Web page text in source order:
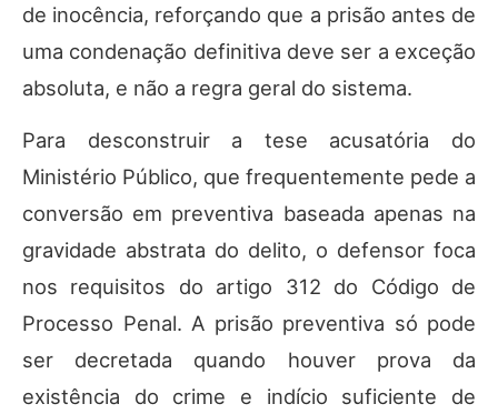
de inocência, reforçando que a prisão antes de
uma condenação definitiva deve ser a exceção
absoluta, e não a regra geral do sistema.
Para desconstruir a tese acusatória do
Ministério Público, que frequentemente pede a
conversão em preventiva baseada apenas na
gravidade abstrata do delito, o defensor foca
nos requisitos do artigo 312 do Código de
Processo Penal. A prisão preventiva só pode
ser decretada quando houver prova da
existência do crime e indício suficiente de